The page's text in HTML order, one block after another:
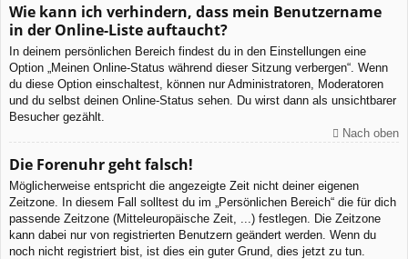
Wie kann ich verhindern, dass mein Benutzername
in der Online-Liste auftaucht?
In deinem persönlichen Bereich findest du in den Einstellungen eine
Option „Meinen Online-Status während dieser Sitzung verbergen“. Wenn
du diese Option einschaltest, können nur Administratoren, Moderatoren
und du selbst deinen Online-Status sehen. Du wirst dann als unsichtbarer
Besucher gezählt.
Nach oben
Die Forenuhr geht falsch!
Möglicherweise entspricht die angezeigte Zeit nicht deiner eigenen
Zeitzone. In diesem Fall solltest du im „Persönlichen Bereich“ die für dich
passende Zeitzone (Mitteleuropäische Zeit, ...) festlegen. Die Zeitzone
kann dabei nur von registrierten Benutzern geändert werden. Wenn du
noch nicht registriert bist, ist dies ein guter Grund, dies jetzt zu tun.